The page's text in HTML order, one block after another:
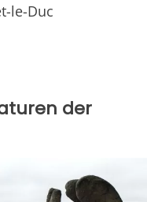
le-Duc
der